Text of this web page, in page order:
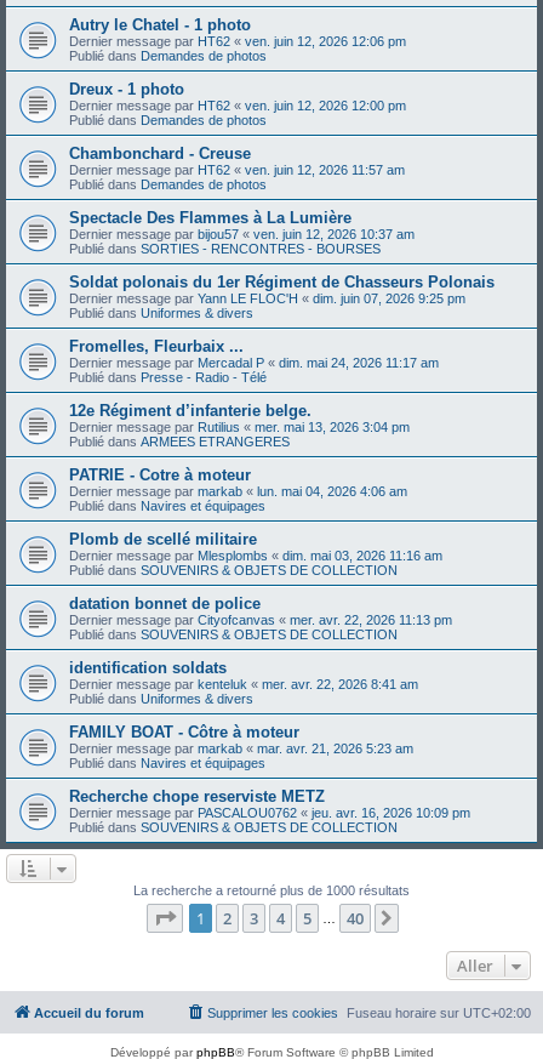
Autry le Chatel - 1 photo
Dernier message par HT62 « ven. juin 12, 2026 12:06 pm
Publié dans Demandes de photos
Dreux - 1 photo
Dernier message par HT62 « ven. juin 12, 2026 12:00 pm
Publié dans Demandes de photos
Chambonchard - Creuse
Dernier message par HT62 « ven. juin 12, 2026 11:57 am
Publié dans Demandes de photos
Spectacle Des Flammes à La Lumière
Dernier message par bijou57 « ven. juin 12, 2026 10:37 am
Publié dans SORTIES - RENCONTRES - BOURSES
Soldat polonais du 1er Régiment de Chasseurs Polonais
Dernier message par Yann LE FLOC'H « dim. juin 07, 2026 9:25 pm
Publié dans Uniformes & divers
Fromelles, Fleurbaix ...
Dernier message par Mercadal P « dim. mai 24, 2026 11:17 am
Publié dans Presse - Radio - Télé
12e Régiment d’infanterie belge.
Dernier message par Rutilius « mer. mai 13, 2026 3:04 pm
Publié dans ARMEES ETRANGERES
PATRIE - Cotre à moteur
Dernier message par markab « lun. mai 04, 2026 4:06 am
Publié dans Navires et équipages
Plomb de scellé militaire
Dernier message par Mlesplombs « dim. mai 03, 2026 11:16 am
Publié dans SOUVENIRS & OBJETS DE COLLECTION
datation bonnet de police
Dernier message par Cityofcanvas « mer. avr. 22, 2026 11:13 pm
Publié dans SOUVENIRS & OBJETS DE COLLECTION
identification soldats
Dernier message par kenteluk « mer. avr. 22, 2026 8:41 am
Publié dans Uniformes & divers
FAMILY BOAT - Côtre à moteur
Dernier message par markab « mar. avr. 21, 2026 5:23 am
Publié dans Navires et équipages
Recherche chope reserviste METZ
Dernier message par PASCALOU0762 « jeu. avr. 16, 2026 10:09 pm
Publié dans SOUVENIRS & OBJETS DE COLLECTION
La recherche a retourné plus de 1000 résultats
Page 1sur40
1 2 3 4 5 40
Aller
Accueil du forum Fuseau horaire sur UTC+02:00
Supprimer les cookies
Développé parphpBB® Forum Software © phpBB Limited